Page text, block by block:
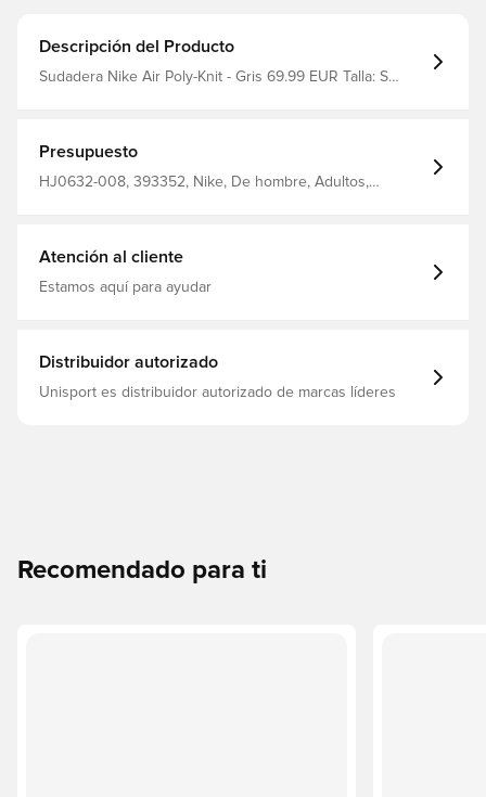
Descripción del Producto
Sudadera Nike Air Poly-Knit - Gris 69.99 EUR Talla: S
Presupuesto
HJ0632-008, 393352, Nike, De hombre, Adultos,
Atención al cliente
Estamos aquí para ayudar
Distribuidor autorizado
Unisport es distribuidor autorizado de marcas líderes
Recomendado para ti